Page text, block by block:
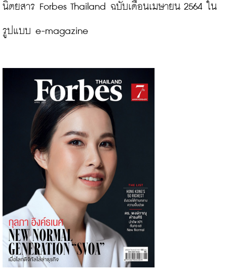
นิตยสาร Forbes Thailand ฉบับเดือนเมษายน 2564 ใน
รูปแบบ e-magazine